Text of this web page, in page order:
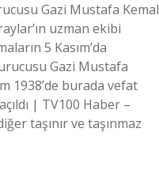
Gazi Mustafa Kemal
uzman ekibi
5 Kasım’da
Gazi Mustafa
1938’de burada vefat
| TV100 Haber –
taşınır ve taşınmaz